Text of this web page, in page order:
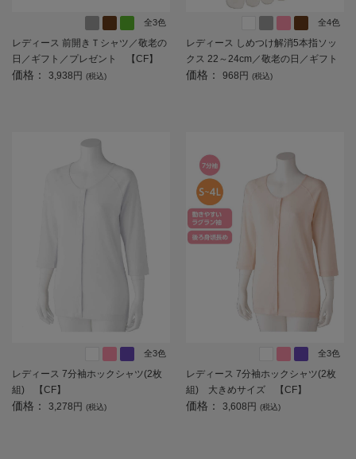
全3色
レディース 前開きＴシャツ／敬老の
日／ギフト／プレゼント 【CF】
価格： 3,938円 (税込)
全4色
レディース しめつけ解消5本指ソッ
クス 22～24cm／敬老の日／ギフト
／プレゼント 【CF】
価格： 968円 (税込)
全3色
レディース 7分袖ホックシャツ(2枚
組) 【CF】
価格： 3,278円 (税込)
全3色
レディース 7分袖ホックシャツ(2枚
組) 大きめサイズ 【CF】
価格： 3,608円 (税込)